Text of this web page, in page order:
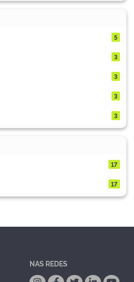
5
3
3
3
3
17
17
NAS REDES